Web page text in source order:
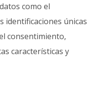
como el
identificaciones únicas
consentimiento,
características y